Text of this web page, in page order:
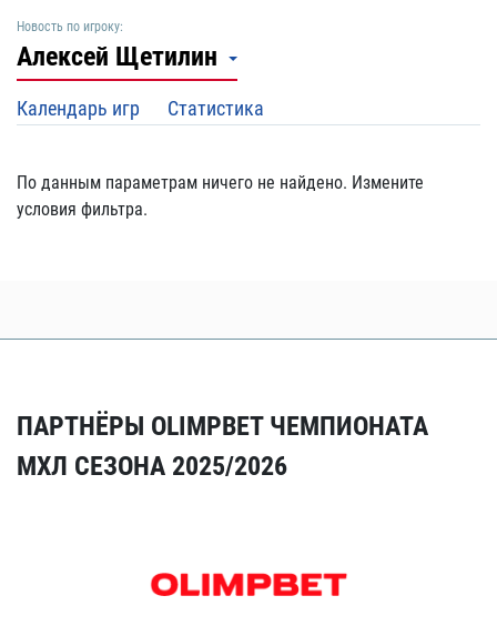
Новость по игроку:
Алексей Щетилин
Календарь игр Статистика
По данным параметрам ничего не найдено. Измените
условия фильтра.
ПАРТНЁРЫ OLIMPBET ЧЕМПИОНАТА
МХЛ СЕЗОНА 2025/2026